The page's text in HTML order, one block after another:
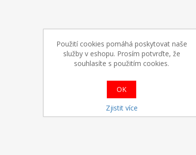
Použití cookies pomáhá poskytovat naše
služby v eshopu. Prosím potvrďte, že
souhlasíte s použitím cookies.
OK
Zjistit více